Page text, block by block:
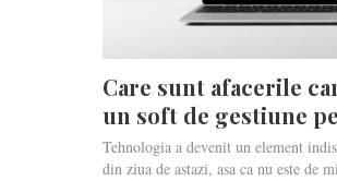
Care sunt afacerile
un soft de gestiune
Tehnologia a devenit un element
din ziua de astazi, asa ca nu este de